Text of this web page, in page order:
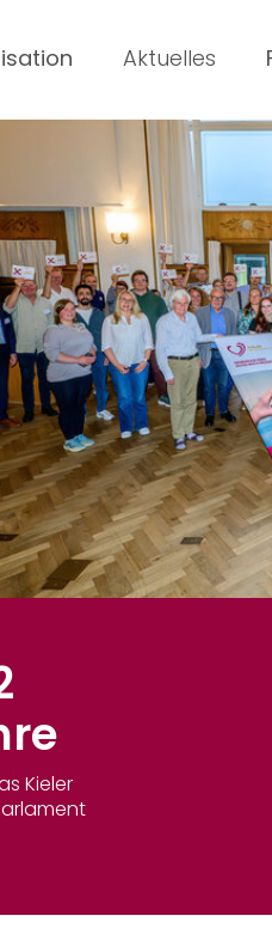
Aktuelles
Kieler